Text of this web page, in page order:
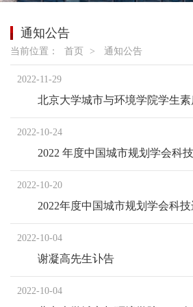
通知公告
当前位置： 首页 > 通知公告
2022-11-29
北京大学城市与环境学院学生
2022-10-24
2022 年度中国城市规划学会科
示
2022-10-20
2022年度中国城市规划学会科
2022-10-04
谢凝高先生讣告
2022-10-04